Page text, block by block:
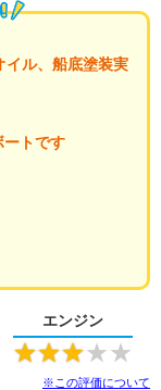
イル、船底塗装実
ートです
エンジン
★★★★★
※この評価について